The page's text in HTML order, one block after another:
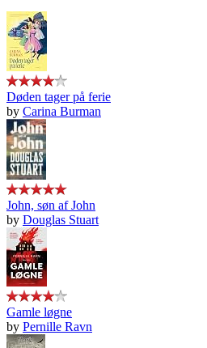
Døden tager på ferie
by Carina Burman
John, søn af John
by Douglas Stuart
Gamle løgne
by Pernille Ravn